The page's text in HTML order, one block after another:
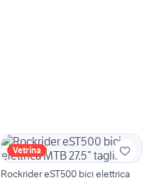
Vetrina
Rockrider eST500 bici elettrica